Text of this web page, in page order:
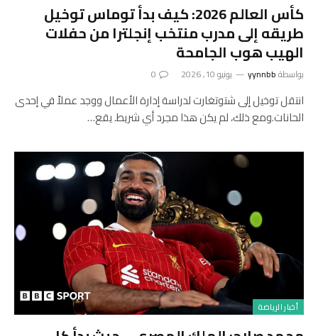
كأس العالم 2026: كيف بدأ توماس توخيل
طريقه إلى مدرب منتخب إنجلترا من حفلات
الهيب هوب الجامحة
بواسطةyynnbb يونيو 10, 2026 0
انتقل توخيل إلى شتوتغارت لدراسة إدارة الأعمال ووجد عملاً في إحدى
الحانات.ومع ذلك، لم يكن هذا مجرد أي شريط. يقع…
أخبار الرياضة